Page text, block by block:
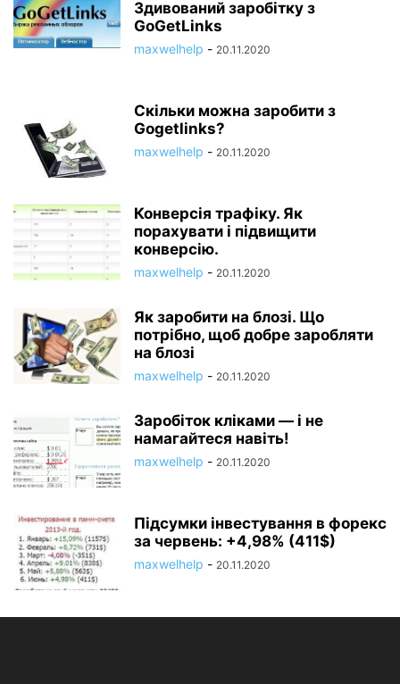
Здивований заробітку з
GoGetLinks
maxwelhelp - 20.11.2020
Скільки можна заробити з
Gogetlinks?
maxwelhelp - 20.11.2020
Конверсія трафіку. Як
порахувати і підвищити
конверсію.
maxwelhelp - 20.11.2020
Як заробити на блозі. Що
потрібно, щоб добре заробляти
на блозі
maxwelhelp - 20.11.2020
Заробіток кліками — і не
намагайтеся навіть!
maxwelhelp - 20.11.2020
Підсумки інвестування в форекс
за червень: +4,98% (411$)
maxwelhelp - 20.11.2020